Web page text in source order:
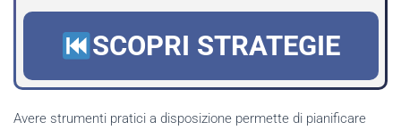
SCOPRI STRATEGIE
Avere strumenti pratici a disposizione permette di pianificare